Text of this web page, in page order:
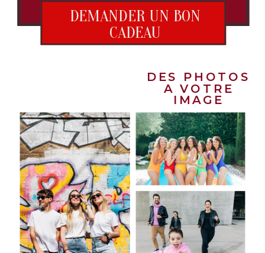
DEMANDER UN BON
CADEAU
DES PHOTOS
A VOTRE
IMAGE